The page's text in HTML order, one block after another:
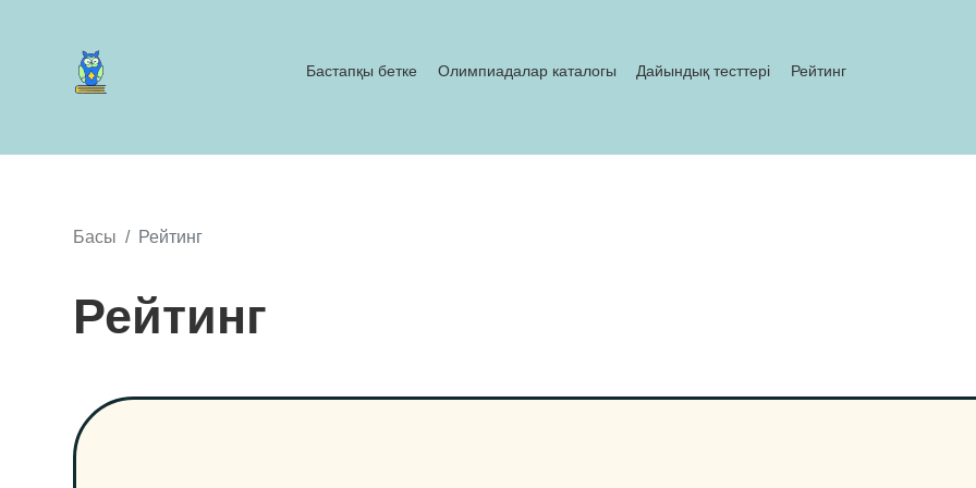
Бастапқы бетке Олимпиадалар каталогы Дайындық тесттері Рейтинг
Басы Рейтинг
Рейтинг